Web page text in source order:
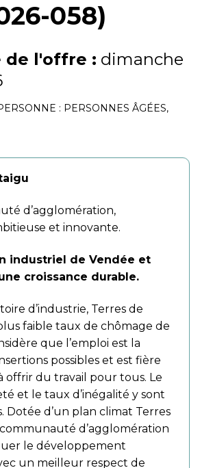
058)
de l'offre : dimanche
: PERSONNES ÂGÉES,
d’agglomération,
et innovante.
industriel de Vendée et
croissance durable.
d’industrie, Terres de
faible taux de chômage de
que l’emploi est la
possibles et est fière
offrir du travail pour tous. Le
et le taux d’inégalité y sont
Dotée d’un plan climat Terres
communauté d’agglomération
le développement
un meilleur respect de